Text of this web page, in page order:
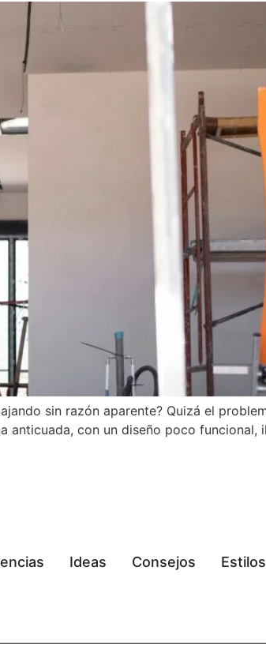
sin razón aparente? Quizá el
anticuada, con un diseño poco funcional,
Ideas Consejos Estilos